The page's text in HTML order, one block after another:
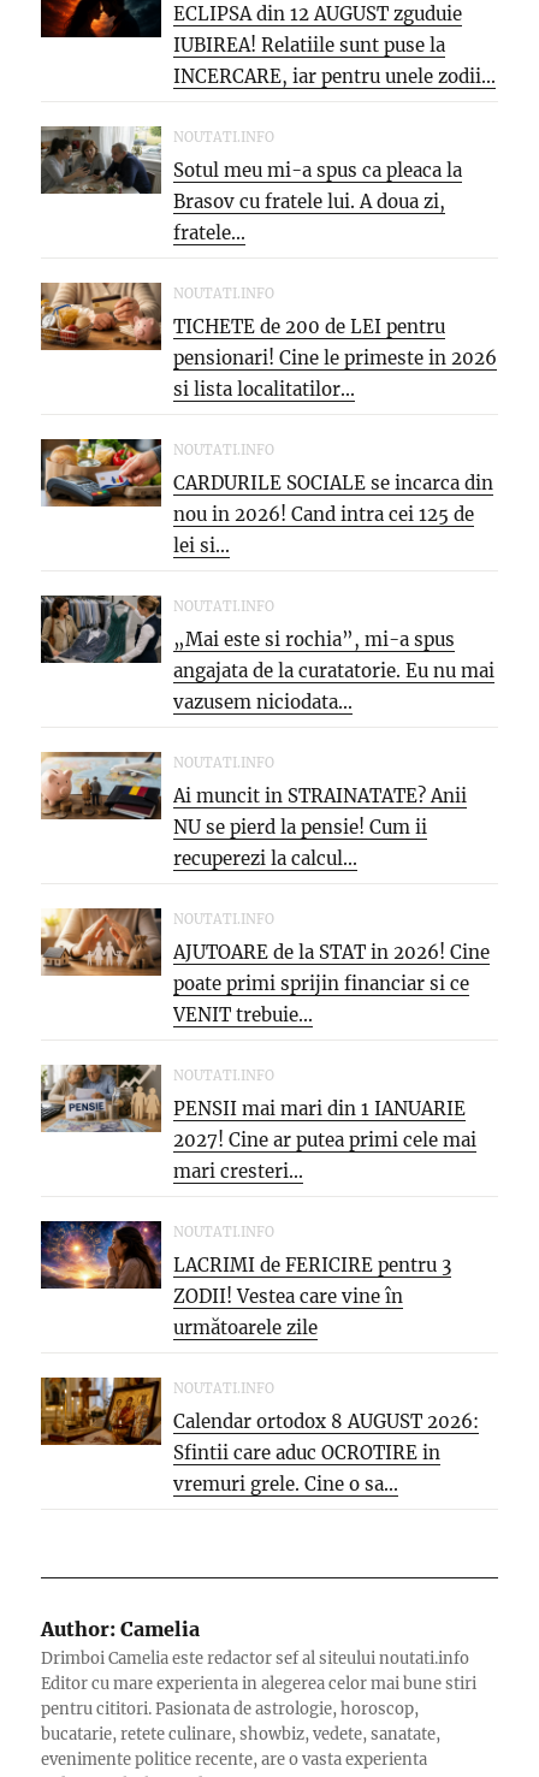
ECLIPSA din 12 AUGUST zguduie
IUBIREA! Relatiile sunt puse la
INCERCARE, iar pentru unele zodii...
NOUTATI.INFO
Sotul meu mi-a spus ca pleaca la
Brasov cu fratele lui. A doua zi,
fratele...
NOUTATI.INFO
TICHETE de 200 de LEI pentru
pensionari! Cine le primeste in 2026
si lista localitatilor...
NOUTATI.INFO
CARDURILE SOCIALE se incarca din
nou in 2026! Cand intra cei 125 de
lei si...
NOUTATI.INFO
„Mai este si rochia”, mi-a spus
angajata de la curatatorie. Eu nu mai
vazusem niciodata...
NOUTATI.INFO
Ai muncit in STRAINATATE? Anii
NU se pierd la pensie! Cum ii
recuperezi la calcul...
NOUTATI.INFO
AJUTOARE de la STAT in 2026! Cine
poate primi sprijin financiar si ce
VENIT trebuie...
NOUTATI.INFO
PENSII mai mari din 1 IANUARIE
2027! Cine ar putea primi cele mai
mari cresteri...
NOUTATI.INFO
LACRIMI de FERICIRE pentru 3
ZODII! Vestea care vine în
următoarele zile
NOUTATI.INFO
Calendar ortodox 8 AUGUST 2026:
Sfintii care aduc OCROTIRE in
vremuri grele. Cine o sa...
Author: Camelia
Drimboi Camelia este redactor sef al siteului noutati.info
Editor cu mare experienta in alegerea celor mai bune stiri
pentru cititori. Pasionata de astrologie, horoscop,
bucatarie, retete culinare, showbiz, vedete, sanatate,
evenimente politice recente, are o vasta experienta